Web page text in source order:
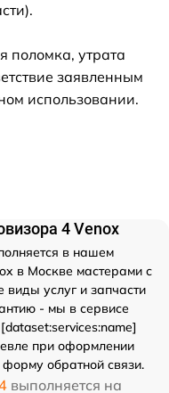
поломка, утрата
заявленным
использовании.
4 Venox
в нашем
в Москве мастерами с
виды услуг и запчасти
- мы в сервисе
при оформлении
обратной связи.
выполняется на